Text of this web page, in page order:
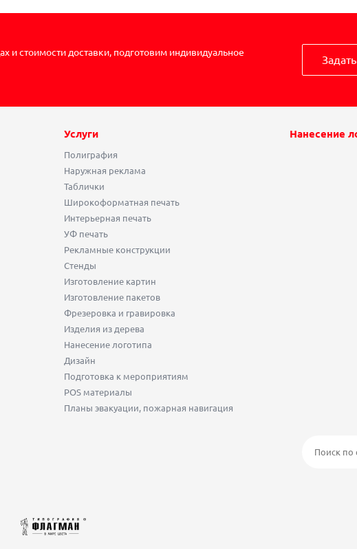
и стоимости доставки, подготовим индивидуальное
Услуги
Полиграфия
Наружная реклама
Таблички
Широкоформатная печать
Интерьерная печать
УФ печать
Рекламные конструкции
Стенды
Изготовление картин
Изготовление пакетов
Фрезеровка и гравировка
Изделия из дерева
Нанесение логотипа
Дизайн
Подготовка к мероприятиям
POS материалы
Планы эвакуации, пожарная навигация
Нанесение